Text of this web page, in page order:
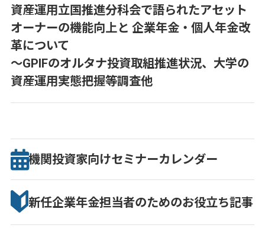
資産運用立国推進分科会で語られたアセット
オーナーの機能向上と 企業年金・個人年金改
革について
～GPIFのオルタナ投資取組推進状況、大学の
資産運用実態把握等調査他
機関投資家向けセミナーカレンダー
新任企業年金担当者のためのお役立ち記事